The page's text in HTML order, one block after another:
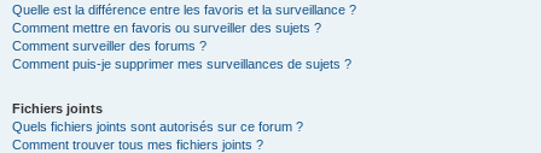
Quelle est la différence entre les favoris et la surveillance ?
Comment mettre en favoris ou surveiller des sujets ?
Comment surveiller des forums ?
Comment puis-je supprimer mes surveillances de sujets ?
Fichiers joints
Quels fichiers joints sont autorisés sur ce forum ?
Comment trouver tous mes fichiers joints ?